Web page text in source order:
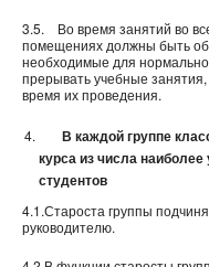
3.5. Во время занятий во
помещениях должны быть
необходимые для
прерывать учебные
время их проведения.
В каждой группе
курса из числа
студентов
4.1.Староста группы
руководителю.